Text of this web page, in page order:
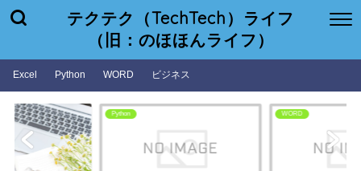
テクテク（TechTech）ライフ
（旧：のほほんライフ）
Excel Python WORD ビジネス
WORD ビジネス